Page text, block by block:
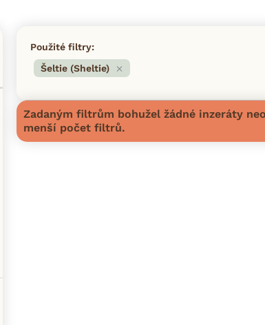
Použité filtry:
Šeltie (Sheltie)
Zadaným filtrům bohužel žádné inzeráty
menší počet filtrů.